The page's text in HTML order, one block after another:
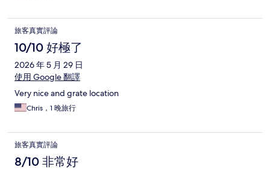
旅客真實評論
10/10 好極了
2026 年 5 月 29 日
使用 Google 翻譯
Very nice and grate location
Chris，1 晚旅行
旅客真實評論
8/10 非常好